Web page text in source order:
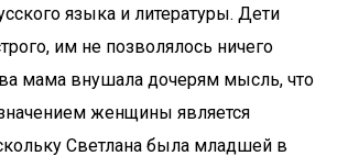
языка и литературы. Дети
им не позволялось ничего
мама внушала дочерям мысль, что
женщины является
Светлана была младшей в